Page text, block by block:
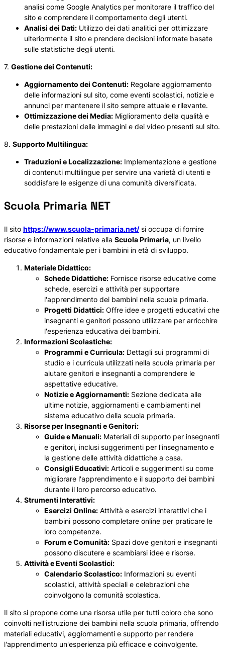
analisi come Google Analytics per monitorare il traffico del
sito e comprendere il comportamento degli utenti.
Analisi dei Dati: Utilizzo dei dati analitici per ottimizzare
ulteriormente il sito e prendere decisioni informate basate
sulle statistiche degli utenti.
7. Gestione dei Contenuti:
Aggiornamento dei Contenuti: Regolare aggiornamento
delle informazioni sul sito, come eventi scolastici, notizie e
annunci per mantenere il sito sempre attuale e rilevante.
Ottimizzazione dei Media: Miglioramento della qualità e
delle prestazioni delle immagini e dei video presenti sul sito.
8. Supporto Multilingua:
Traduzioni e Localizzazione: Implementazione e gestione
di contenuti multilingue per servire una varietà di utenti e
soddisfare le esigenze di una comunità diversificata.
Scuola Primaria NET
Il sito https://www.scuola-primaria.net/si occupa di fornire
risorse e informazioni relative alla Scuola Primaria, un livello
educativo fondamentale per i bambini in età di sviluppo.
Materiale Didattico:
Schede Didattiche: Fornisce risorse educative come
schede, esercizi e attività per supportare
l'apprendimento dei bambini nella scuola primaria.
Progetti Didattici: Offre idee e progetti educativi che
insegnanti e genitori possono utilizzare per arricchire
l'esperienza educativa dei bambini.
Informazioni Scolastiche:
Programmi e Curricula: Dettagli sui programmi di
studio e i curricula utilizzati nella scuola primaria per
aiutare genitori e insegnanti a comprendere le
aspettative educative.
Notizie e Aggiornamenti: Sezione dedicata alle
ultime notizie, aggiornamenti e cambiamenti nel
sistema educativo della scuola primaria.
Risorse per Insegnanti e Genitori:
Guide e Manuali: Materiali di supporto per insegnanti
e genitori, inclusi suggerimenti per l'insegnamento e
la gestione delle attività didattiche a casa.
Consigli Educativi: Articoli e suggerimenti su come
migliorare l'apprendimento e il supporto dei bambini
durante il loro percorso educativo.
Strumenti Interattivi:
Esercizi Online: Attività e esercizi interattivi che i
bambini possono completare online per praticare le
loro competenze.
Forum e Comunità: Spazi dove genitori e insegnanti
possono discutere e scambiarsi idee e risorse.
Attività e Eventi Scolastici:
Calendario Scolastico: Informazioni su eventi
scolastici, attività speciali e celebrazioni che
coinvolgono la comunità scolastica.
Il sito si propone come una risorsa utile per tutti coloro che sono
coinvolti nell'istruzione dei bambini nella scuola primaria, offrendo
materiali educativi, aggiornamenti e supporto per rendere
l'apprendimento un'esperienza più efficace e coinvolgente.